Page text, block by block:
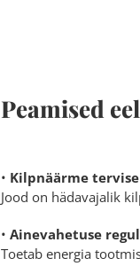
Peamised
• Kilpnäärme
Jood on hädavajalik
• Ainevahetuse
Toetab energia